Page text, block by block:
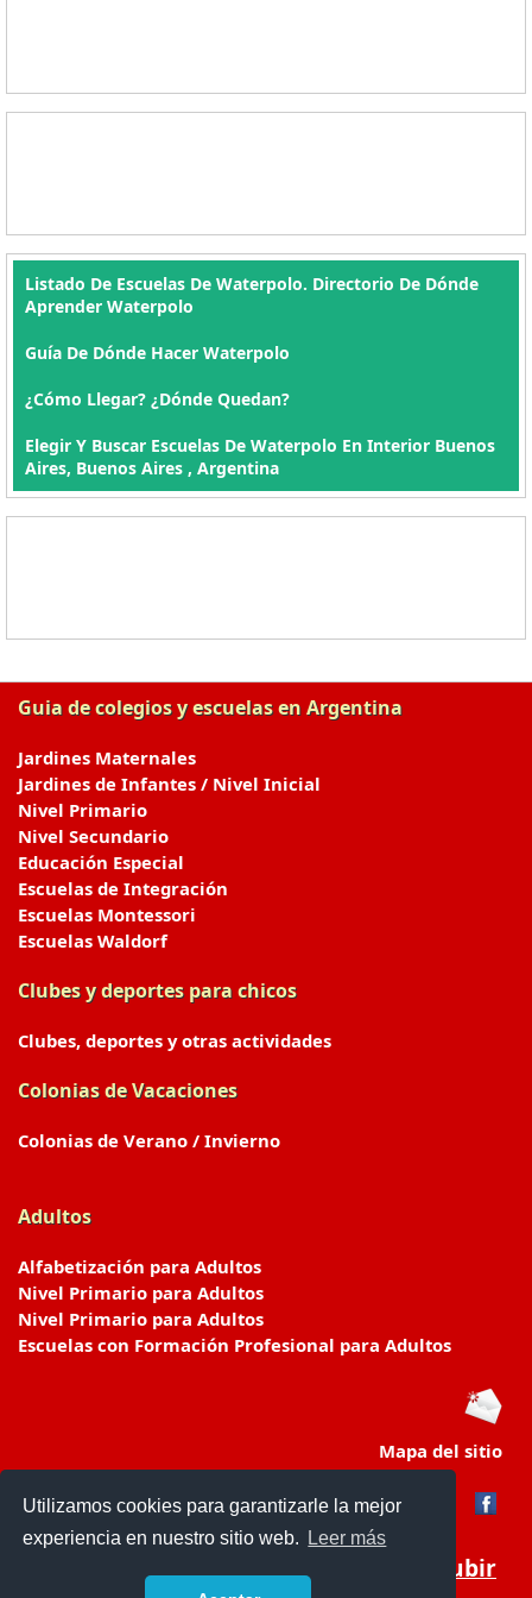
Utilizamos cookies para garantizarle la mejor
experiencia en nuestro sitio web.
Leer más
Listado De Escuelas De Waterpolo. Directorio De Dónde
Aprender Waterpolo
Guía De Dónde Hacer Waterpolo
¿Cómo Llegar? ¿Dónde Quedan?
Elegir Y Buscar Escuelas De Waterpolo En Interior Buenos
Aires, Buenos Aires , Argentina
Guia de colegios y escuelas en Argentina
Jardines Maternales
Jardines de Infantes / Nivel Inicial
Nivel Primario
Nivel Secundario
Educación Especial
Escuelas de Integración
Escuelas Montessori
Escuelas Waldorf
Clubes y deportes para chicos
Clubes, deportes y otras actividades
Colonias de Vacaciones
Colonias de Verano / Invierno
Adultos
Alfabetización para Adultos
Nivel Primario para Adultos
Nivel Primario para Adultos
Escuelas con Formación Profesional para Adultos
Mapa del sitio
Subir